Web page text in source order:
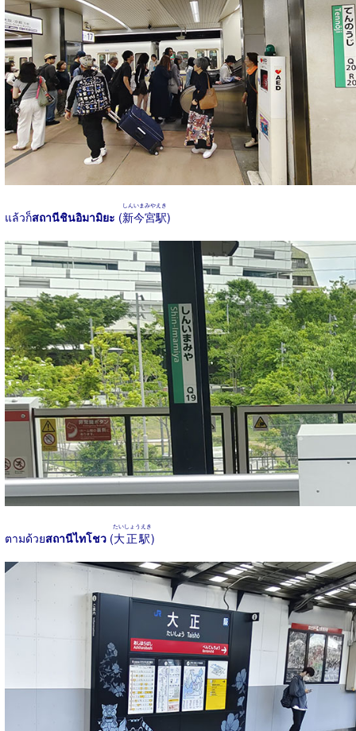
แล้วก็สถานีชินอิมามิยะ (新今宮駅
しんいまみやえき
)
ตามด้วยสถานีไทโชว (大正駅
たいしょうえき
)